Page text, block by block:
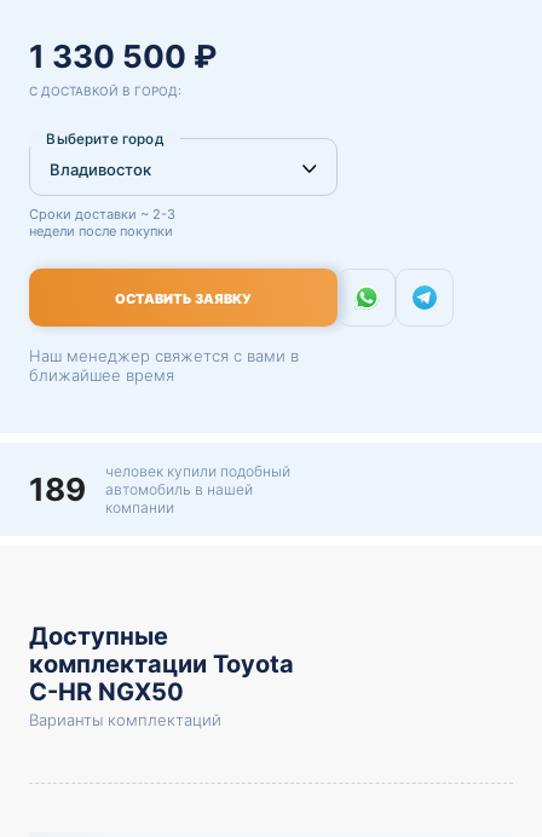
1 330 500 ₽
С ДОСТАВКОЙ В ГОРОД:
Выберите город
Сроки доставки ~ 2-3
недели после покупки
ОСТАВИТЬ ЗАЯВКУ
Наш менеджер свяжется с вами в
ближайшее время
189
человек купили подобный
автомобиль в нашей
компании
Доступные
комплектации Toyota
C-HR NGX50
Варианты комплектаций